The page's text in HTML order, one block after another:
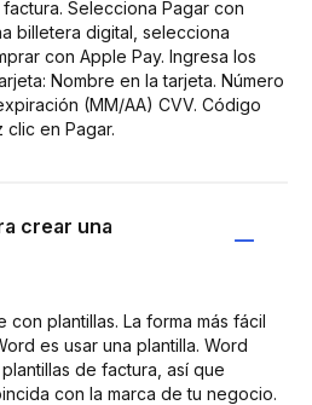
Selecciona Pagar con
billetera digital, selecciona
con Apple Pay. Ingresa los
Nombre en la tarjeta. Número
(MM/AA) CVV. Código
clic en Pagar.
crear una
con plantillas. La forma más fácil
es usar una plantilla. Word
de factura, así que
con la marca de tu negocio.